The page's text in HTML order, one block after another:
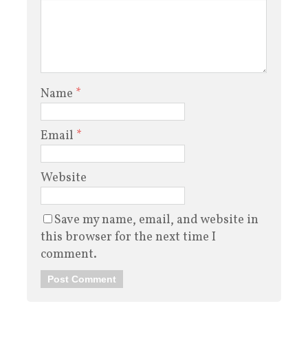
Name *
Email *
Website
Save my name, email, and website in
this browser for the next time I
comment.